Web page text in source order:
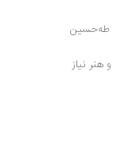
و اما در قلب دریا: تراژدی اسکس کشتی نهنگ‌گیر | طه‌حسین
درباره نه برای سود: چرا دموکراسی به علوم انسانی و هنر نیاز